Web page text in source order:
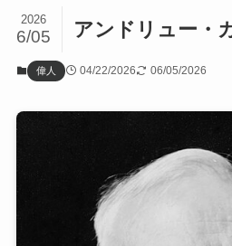
アンドリュー・
2026
6/05
偉人 04/22/2026 06/05/2026